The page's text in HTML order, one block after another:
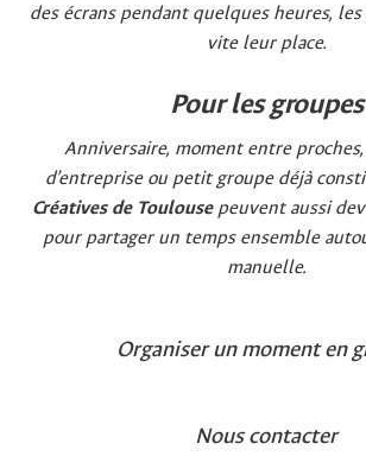
des écrans pendant quelques heures,
vite leur place.
Pour les groupes
Anniversaire, moment entre proches,
d’entreprise ou petit groupe déjà
Créatives de Toulouse peuvent aussi
pour partager un temps ensemble
manuelle.
Organiser un moment en
Nous contacter